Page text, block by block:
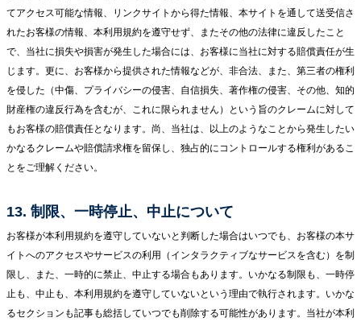
てアクセス可能な情報、リンクサイトから得た情報、本サイトを通して送受信さ
れたお客様の情報、本利用規約を遵守せず、またその他の法律に違反したこと
で、当社に損失や損害が発生した場合には、お客様に当社に対する賠償責任が生
じます。更に、お客様から提供された情報などが、非合法、また、第三者の権利
を侵した（中傷、プライバシーの侵害、自信損失、著作権の侵害、その他、知的
財産権の違反行為を含むが、これに限られません）という旨のクレームに対して
もお客様の賠償責任となります。尚、当社は、以上のようなことから発生したい
かなるクレームや賠償請求権を留保し、独占的にコントロールする権利があるこ
とをご理解ください。
13. 制限、一時停止、中止について
お客様が本利用規約を遵守していないと判断した場合はいつでも、お客様の本サ
イトへのアクセスやサービスの利用（インタラクティブなサービスを含む）を制
限し、また、一時的に禁止、中止する場合もあります。いかなる制限も、一時停
止も、中止も、本利用規約を遵守していないという理由で執行されます。いかな
るセクションも記事も総括していつでも削除する可能性があります。当社が本利